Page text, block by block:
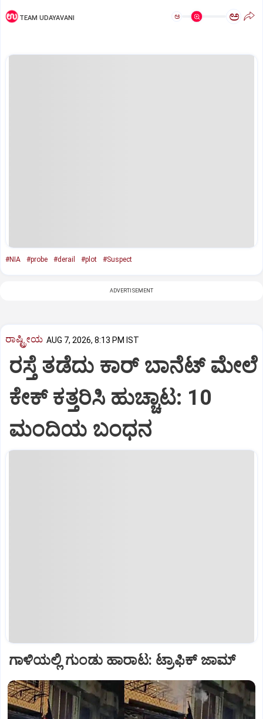
TEAM UDAYAVANI ಅ ಅ
#NIA #probe #derail #plot #Suspect
ADVERTISEMENT
ರಾಷ್ಟ್ರೀಯ AUG 7, 2026, 8:13 PM IST
ರಸ್ತೆ ತಡೆದು ಕಾರ್ ಬಾನೆಟ್ ಮೇಲೆ
ಕೇಕ್ ಕತ್ತರಿಸಿ ಹುಚ್ಚಾಟ: 10
ಮಂದಿಯ ಬಂಧನ
ಗಾಳಿಯಲ್ಲಿ ಗುಂಡು ಹಾರಾಟ: ಟ್ರಾಫಿಕ್‌ ಜಾಮ್